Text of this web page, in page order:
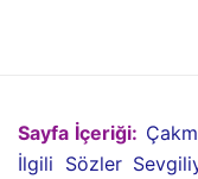
Sayfa İçeriği:
İlgili Sözler